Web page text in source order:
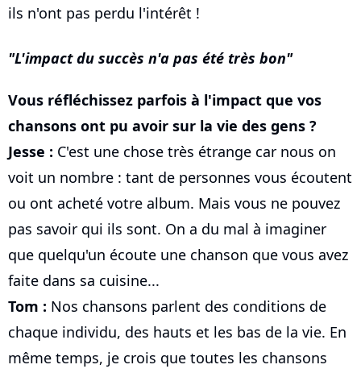
ils n'ont pas perdu l'intérêt !
L'impact du succès n'a pas été très bon
Vous réfléchissez parfois à l'impact que vos
chansons ont pu avoir sur la vie des gens ?
Jesse : C'est une chose très étrange car nous on
voit un nombre : tant de personnes vous écoutent
ou ont acheté votre album. Mais vous ne pouvez
pas savoir qui ils sont. On a du mal à imaginer
que quelqu'un écoute une chanson que vous avez
faite dans sa cuisine...
Tom : Nos chansons parlent des conditions de
chaque individu, des hauts et les bas de la vie. En
même temps, je crois que toutes les chansons